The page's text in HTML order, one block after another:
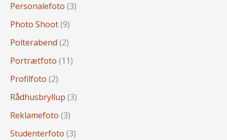
Personalefoto (3)
Photo Shoot(9)
Polterabend (2)
Portrætfoto (11)
Profilfoto (2)
Rådhusbryllup (3)
Reklamefoto (3)
Studenterfoto (3)